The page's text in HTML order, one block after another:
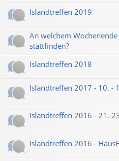
Islandtreffen 2019
An welchem
stattfinden?
Islandtreffen 2018
Islandtreffen 2017 - 10. -
Islandtreffen 2016 - 21.-
Islandtreffen 2016 -